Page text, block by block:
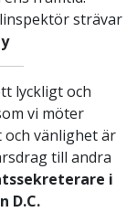
strävar
lyckligt och
vi möter
vänlighet är
till andra
i
D.C.